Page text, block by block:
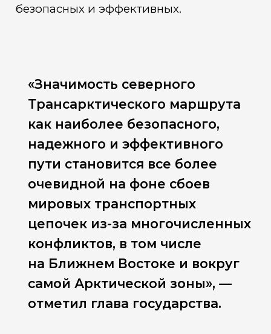
безопасных и эффективных.
«Значимость северного
Трансарктического маршрута
как наиболее безопасного,
надежного и эффективного
пути становится все более
очевидной на фоне сбоев
мировых транспортных
цепочек из-за многочисленных
конфликтов, в том числе
на Ближнем Востоке и вокруг
самой Арктической зоны», —
отметил глава государства.